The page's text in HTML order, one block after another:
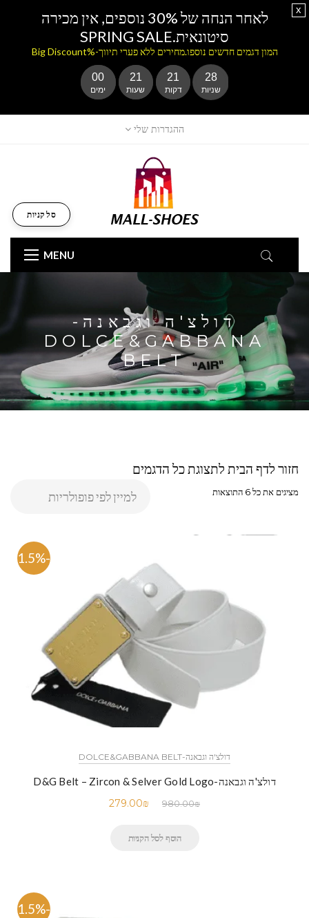
ההגדרות שלי
MENU
סל קניות
דולצ'ה וגבאנה-
DOLCE&GABBANA
BELT
חזור לדף הבית לתצוגת כל הדגמים
מציגים את כל ⁦6⁩ התוצאות
-71.5%
דולצ'ה וגבאנה-DOLCE&GABBANA BELT
דולצ'ה וגבאנה-D&G Belt – Zircon & Selver Gold Logo
980.00₪
279.00₪
הוסף לסל הקניות
-71.5%
לאחר הנחה של 30% נוספים, אין מכירה
סיטונאית.SPRING SALE
המון דגמים חדשים נוספו.מחירים ללא פערי תיווך-%Big Discount
00
ימים
21
שעות
21
דקות
28
שניות
x